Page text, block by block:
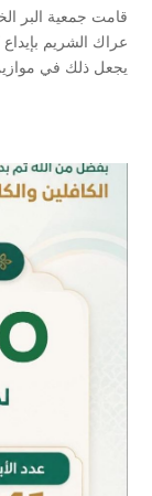
قامت جمعية البر
عراك الشريم بإيداع
يجعل ذلك في